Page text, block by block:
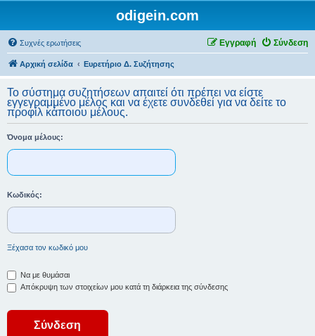
odigein.com
Συχνές ερωτήσεις Σύνδεση
Εγγραφή
Αρχική σελίδα Ευρετήριο Δ. Συζήτησης
Το σύστημα συζητήσεων απαιτεί ότι πρέπει να είστε
εγγεγραμμένο μέλος και να έχετε συνδεθεί για να δείτε το
προφίλ κάποιου μέλους.
Όνομα μέλους:
Κωδικός:
Ξέχασα τον κωδικό μου
Να με θυμάσαι
Απόκρυψη των στοιχείων μου κατά τη διάρκεια της σύνδεσης